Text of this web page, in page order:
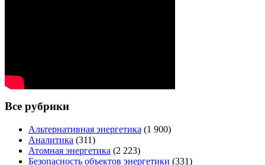
Все рубрики
Альтернативная энергетика (1 900)
Аналитика (311)
Атомная энергетика (2 223)
Безопасность объектов энергетики (331)